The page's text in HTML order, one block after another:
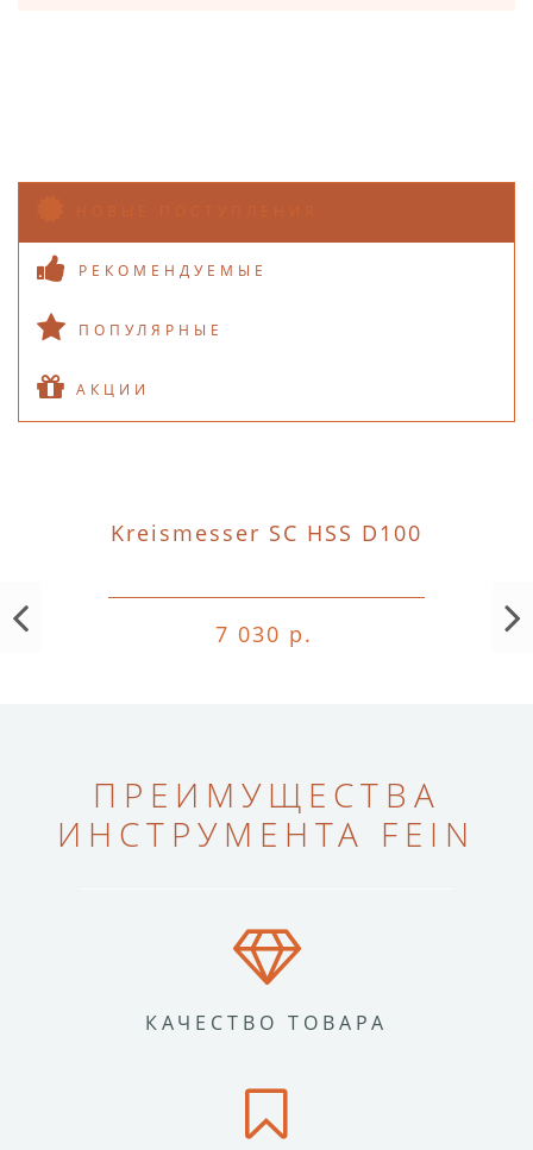
РЕКОМЕНДУЕМЫЕ
ПОПУЛЯРНЫЕ
АКЦИИ
Kreismesser SC HSS D100
7 030 р.
ПРЕИМУЩЕСТВА
ИНСТРУМЕНТА FEIN
КАЧЕСТВО ТОВАРА